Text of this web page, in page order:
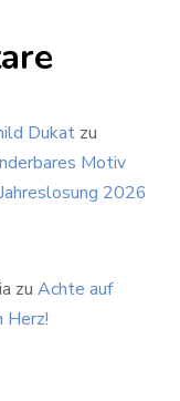
Dukat zu
Motiv
2026
zu Achte auf
Herz!